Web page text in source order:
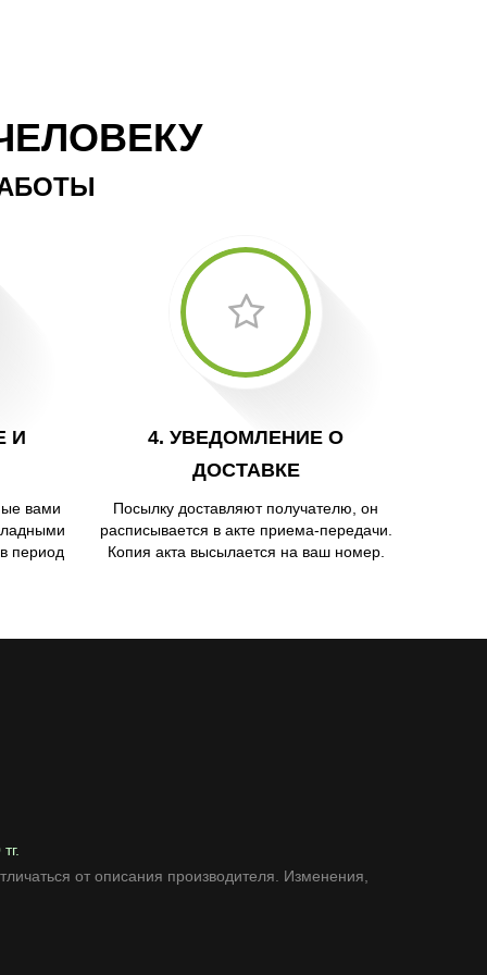
И
вами
период
4. УВЕДОМЛЕНИЕ О
ДОСТАВКЕ
Посылку доставляют получателю, он
расписывается в акте приема-передачи.
Копия акта высылается на ваш номер.
от описания производителя. Изменения,